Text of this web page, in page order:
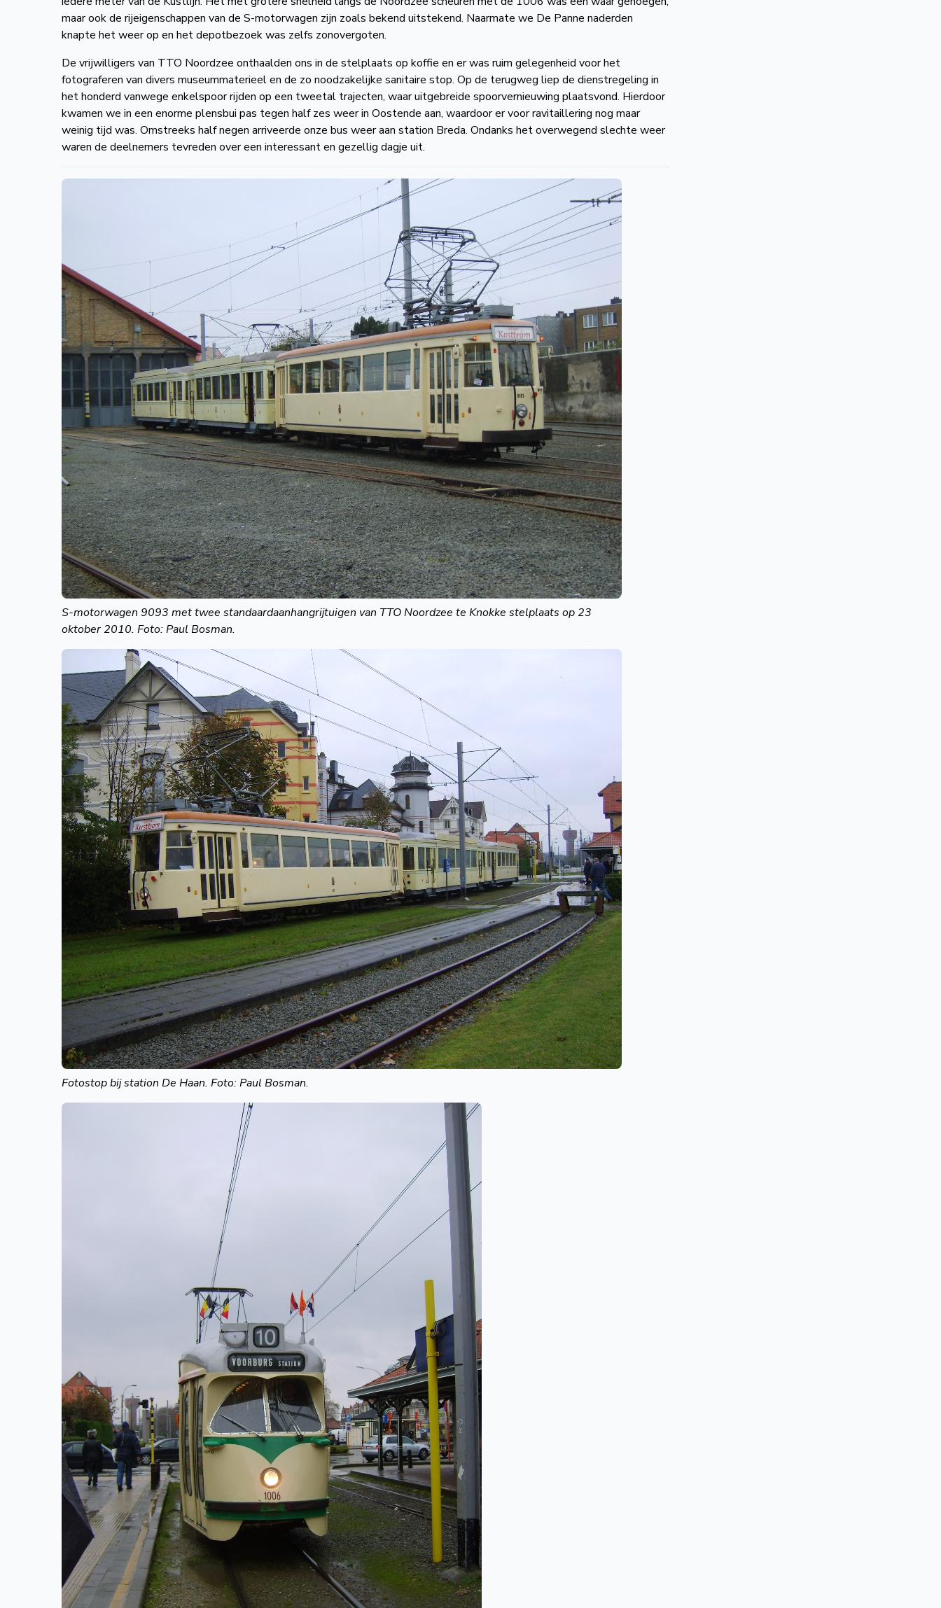
maar ook de rijeigenschappen van de S-motorwagen zijn zoals bekend uitstekend. Naarmate we De Panne naderden
knapte het weer op en het depotbezoek was zelfs zonovergoten.
De vrijwilligers van TTO Noordzee onthaalden ons in de stelplaats op koffie en er was ruim gelegenheid voor het
fotograferen van divers museummaterieel en de zo noodzakelijke sanitaire stop. Op de terugweg liep de dienstregeling in
het honderd vanwege enkelspoor rijden op een tweetal trajecten, waar uitgebreide spoorvernieuwing plaatsvond. Hierdoor
kwamen we in een enorme plensbui pas tegen half zes weer in Oostende aan, waardoor er voor ravitaillering nog maar
weinig tijd was. Omstreeks half negen arriveerde onze bus weer aan station Breda. Ondanks het overwegend slechte weer
waren de deelnemers tevreden over een interessant en gezellig dagje uit.
S-motorwagen 9093 met twee standaardaanhangrijtuigen van TTO Noordzee te Knokke stelplaats op 23
oktober 2010. Foto: Paul Bosman.
Fotostop bij station De Haan. Foto: Paul Bosman.